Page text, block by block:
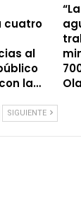
cuatro
al
la…
SIGUIENTE